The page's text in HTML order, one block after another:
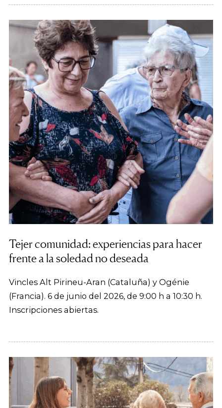
Tejer comunidad: experiencias para hacer
frente a la soledad no deseada
Vincles Alt Pirineu-Aran (Cataluña) y Ogénie
(Francia). 6 de junio del 2026, de 9:00 h a 10:30 h.
Inscripciones abiertas.